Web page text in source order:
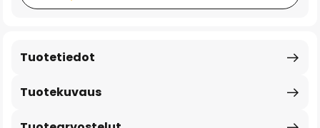
Tuotekuvaus
Tuotetiedot